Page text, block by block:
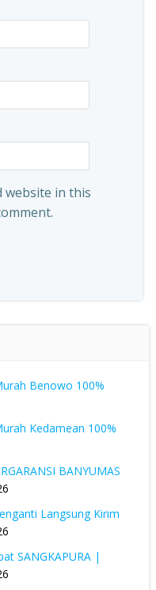
website in this
Benowo 100%
Kedamean 100%
BANYUMAS
Langsung Kirim
SANGKAPURA |